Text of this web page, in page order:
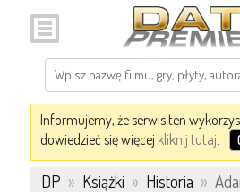
Informujemy, że serwis ten
dowiedzieć się więcej kliknij tutaj.
DP » Książki » Historia »